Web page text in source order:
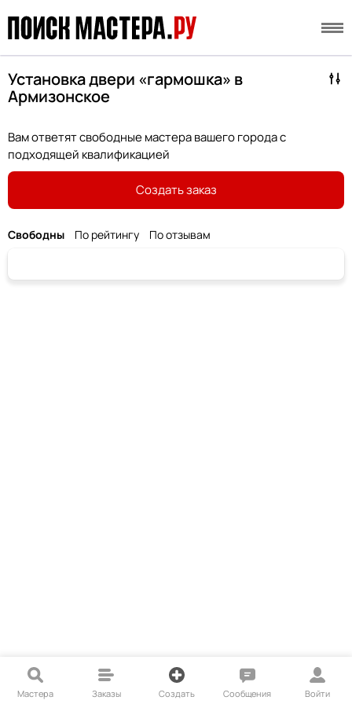
Установка двери «гармошка» в
Армизонское
Вам ответят свободные мастера вашего города с
подходящей квалификацией
Создать заказ
Свободны По рейтингу По отзывам
Мастера Заказы Создать Сообщения Войти